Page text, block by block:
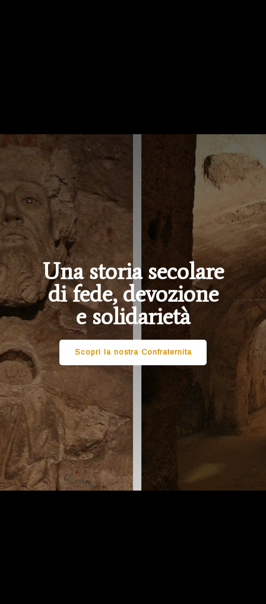
Una storia secolare
di fede, devozione
e solidarietà
Scopri la nostra Confraternita